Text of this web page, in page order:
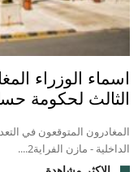
اسماء الوزراء
الثالث لحكومة
الداخلية - مازن الفراية2....